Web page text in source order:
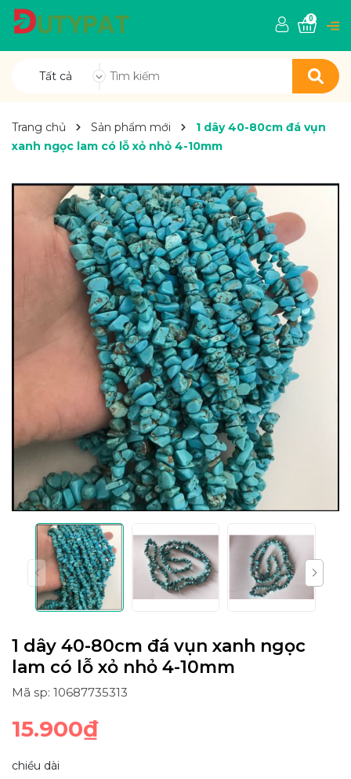
Tất cả
0
Trang chủ Sản phẩm mới
1 dây 40-80cm đá vụn
xanh ngọc lam có lỗ xỏ nhỏ 4-10mm
1 dây 40-80cm đá vụn xanh ngọc
lam có lỗ xỏ nhỏ 4-10mm
Mã sp: 10687735313
15.900₫
chiều dài